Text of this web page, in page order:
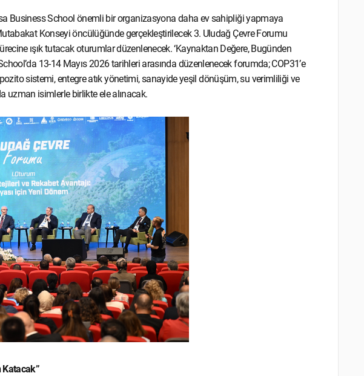
Business School önemli bir organizasyona daha ev sahipliği yapmaya
Konseyi öncülüğünde gerçekleştirilecek 3. Uludağ Çevre Forumu
ışık tutacak oturumlar düzenlenecek. ‘Kaynaktan Değere, Bugünden
13-14 Mayıs 2026 tarihleri arasında düzenlenecek forumda; COP31’e
sistemi, entegre atık yönetimi, sanayide yeşil dönüşüm, su verimliliği ve
uzman isimlerle birlikte ele alınacak.
Katacak”